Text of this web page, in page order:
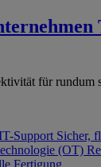
für rundum
Support Sicher,
(OT)
Fertigung